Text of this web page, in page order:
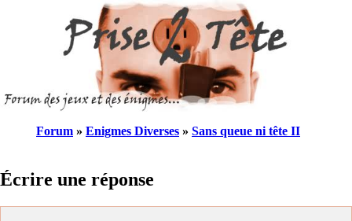
Forum » Enigmes Diverses » Sans queue ni tête II
Écrire une réponse